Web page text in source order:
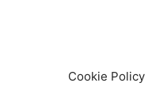
Cookie Policy